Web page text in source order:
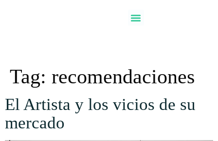
Tag: recomendaciones
El Artista y los vicios de su
mercado